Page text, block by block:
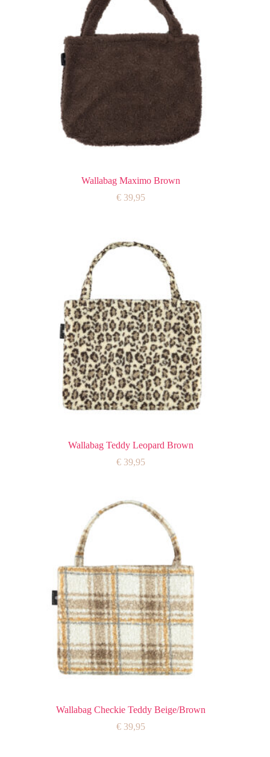
Wallabag Maximo Brown
€ 39,95
Wallabag Teddy Leopard Brown
€ 39,95
Wallabag Checkie Teddy Beige/Brown
€ 39,95